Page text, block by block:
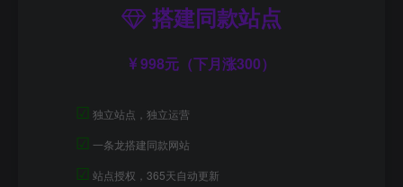
搭建同款站点
998元（下月涨300）
☑ 独立站点，独立运营
☑ 一条龙搭建同款网站
☑ 站点授权，365天自动更新